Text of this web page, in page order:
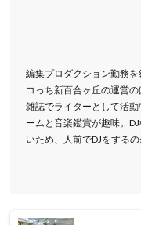
編集プロダクション勤務
コっち新百合ヶ丘の運営
雑誌でライターとして活
ームと音楽鑑賞が趣味。
いため、人前でDJをするの